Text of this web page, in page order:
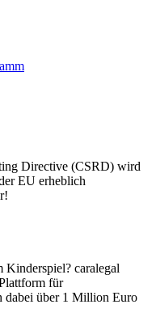
Directive (CSRD) wird
EU erheblich
Kinderspiel? caralegal
für
dabei über 1 Million Euro